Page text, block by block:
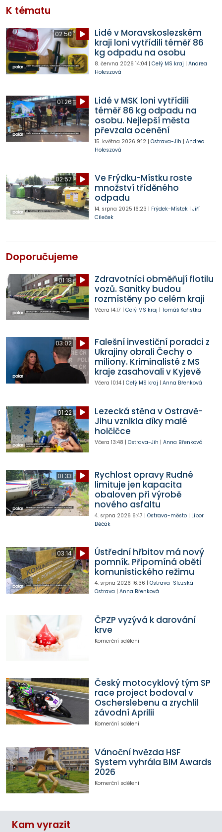
K tématu
02:50
Lidé v Moravskoslezském
kraji loni vytřídili téměř 86
kg odpadu na osobu
8. června 2026 14:04| Celý MS kraj | Andrea
Holeszová
01:26
Lidé v MSK loni vytřídili
téměř 86 kg odpadu na
osobu. Nejlepší města
převzala ocenění
15. května 2026 9:12| Ostrava-Jih | Andrea
Holeszová
02:57
Ve Frýdku-Místku roste
množství tříděného
odpadu
14. srpna 2025 16:23 | Frýdek-Místek| Jiří
Cileček
Doporučujeme
01:18
Zdravotníci obměňují flotilu
vozů. Sanitky budou
rozmístěny po celém kraji
Včera 14:17 | Celý MS kraj | Tomáš Kořistka
03:02
Falešní investiční poradci z
Ukrajiny obrali Čechy o
miliony. Kriminalisté z MS
kraje zasahovali v Kyjevě
Včera 10:14| Celý MS kraj | Anna Břenková
01:22
Lezecká stěna v Ostravě-
Jihu vznikla díky malé
holčičce
Včera 13:48 | Ostrava-Jih | Anna Břenková
01:33
Rychlost opravy Rudné
limituje jen kapacita
obaloven při výrobě
nového asfaltu
4. srpna 2026 6:47 | Ostrava-město| Libor
Běčák
03:14
Ústřední hřbitov má nový
pomník. Připomíná oběti
komunistického režimu
4. srpna 2026 16:36 | Ostrava-Slezská
Ostrava | Anna Břenková
ČPZP vyzývá k darování
krve
Komerční sdělení
Český motocyklový tým SP
race project bodoval v
Oscherslebenu a zrychlil
závodní Aprilii
Komerční sdělení
Vánoční hvězda HSF
System vyhrála BIM Awards
2026
Komerční sdělení
Kam vyrazit